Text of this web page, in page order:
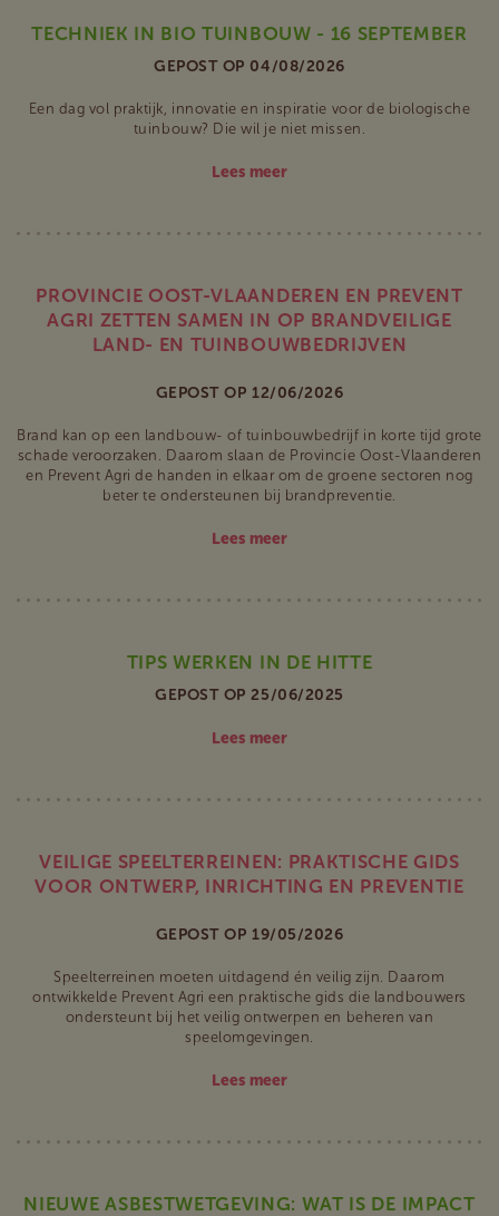
TECHNIEK IN BIO TUINBOUW - 16 SEPTEMBER
GEPOST OP 04/08/2026
Een dag vol praktijk, innovatie en inspiratie voor de biologische
tuinbouw? Die wil je niet missen.
Lees meer
PROVINCIE OOST-VLAANDEREN EN PREVENT
AGRI ZETTEN SAMEN IN OP BRANDVEILIGE
LAND- EN TUINBOUWBEDRIJVEN
GEPOST OP 12/06/2026
Brand kan op een landbouw- of tuinbouwbedrijf in korte tijd grote
schade veroorzaken. Daarom slaan de Provincie Oost-Vlaanderen
en Prevent Agri de handen in elkaar om de groene sectoren nog
beter te ondersteunen bij brandpreventie.
Lees meer
TIPS WERKEN IN DE HITTE
GEPOST OP 25/06/2025
Lees meer
VEILIGE SPEELTERREINEN: PRAKTISCHE GIDS
VOOR ONTWERP, INRICHTING EN PREVENTIE
GEPOST OP 19/05/2026
Speelterreinen moeten uitdagend én veilig zijn. Daarom
ontwikkelde Prevent Agri een praktische gids die landbouwers
ondersteunt bij het veilig ontwerpen en beheren van
speelomgevingen.
Lees meer
NIEUWE ASBESTWETGEVING: WAT IS DE IMPACT